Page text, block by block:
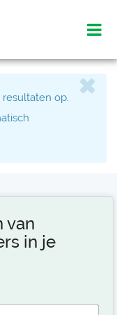
op.
van
in je